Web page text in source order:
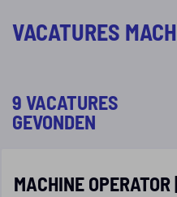
VACATURES
9 VACATURES
GEVONDEN
MACHINE